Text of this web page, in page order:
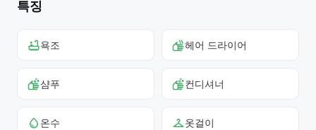
특징
욕조 헤어 드라이어
샴푸 컨디셔너
온수 옷걸이